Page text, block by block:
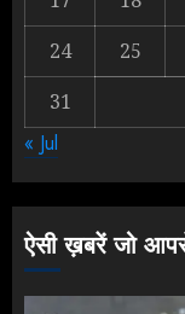
2
3
24
25
31
« Jul
ऐसी ख़बरें जो